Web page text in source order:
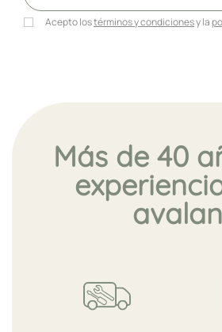
Acepto lostérminos y condicionesy la
Más de 40
avalan